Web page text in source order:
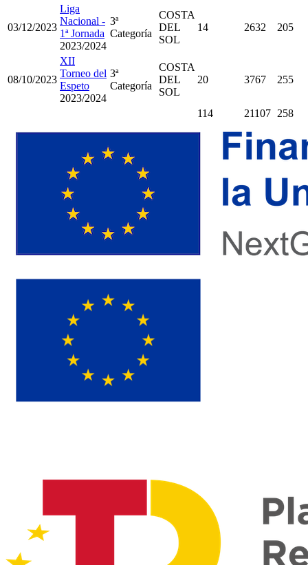
03/12/2023
Liga
Nacional -
1ª Jornada
2023/2024
3ª
Categoría
COSTA
DEL
SOL
14 2632 205
08/10/2023
XII
Torneo del
Espeto
2023/2024
3ª
Categoría
COSTA
DEL
SOL
20 3767 255
114 21107 258